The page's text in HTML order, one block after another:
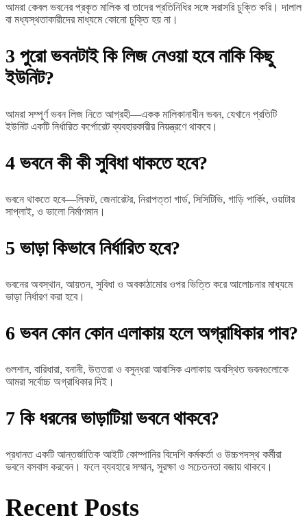
আমরা কেবল ভবনের প্রকৃত মালিক বা তাদের প্রতিনিধির সঙ্গে সরাসরি চুক্তি করি। দালাল
বা মধ্যস্থতাকারীদের মাধ্যমে কোনো চুক্তি হয় না।
3 পুরো ভবনটাই কি লিজ নেওয়া হবে নাকি কিছু
ইউনিট?
আমরা সম্পূর্ণ ভবন লিজ নিতে আগ্রহী—একক মালিকানাধীন ভবন, যেখানে প্রতিটি
ইউনিট একটি নির্ধারিত কর্পোরেট ব্যবহারকারীর নিয়ন্ত্রণে থাকবে।
4 ভবনে কী কী সুবিধা থাকতে হবে?
ভবনে থাকতে হবে—লিফট, জেনারেটর, নিরাপত্তা গার্ড, সিসিটিভি, গাড়ি পার্কিং, ওয়াটার
সাপ্লাই, ও ভালো নির্মাণমান।
5 ভাড়া কিভাবে নির্ধারিত হবে?
ভবনের অবস্থান, আয়তন, সুবিধা ও অবকাঠামোর ওপর ভিত্তি করে আলোচনার মাধ্যমে
ভাড়া নির্ধারণ করা হবে।
6 ভবন কোন কোন এলাকায় হলে অগ্রাধিকার পাব?
গুলশান, বারিধারা, বনানী, উত্তরা ও বসুন্ধরা আবাসিক এলাকায় অবস্থিত ভবনগুলোকে
আমরা সর্বোচ্চ অগ্রাধিকার দিই।
7 কি ধরনের ভাড়াটিয়া ভবনে থাকবে?
প্রধানত একটি আন্তর্জাতিক আইটি কোম্পানির বিদেশি কর্মকর্তা ও উচ্চপদস্থ কর্মীরা
ভবনে বসবাস করবেন। ফলে ব্যবহারে সম্মান, সুরক্ষা ও সচেতনতা বজায় থাকবে।
Recent Posts